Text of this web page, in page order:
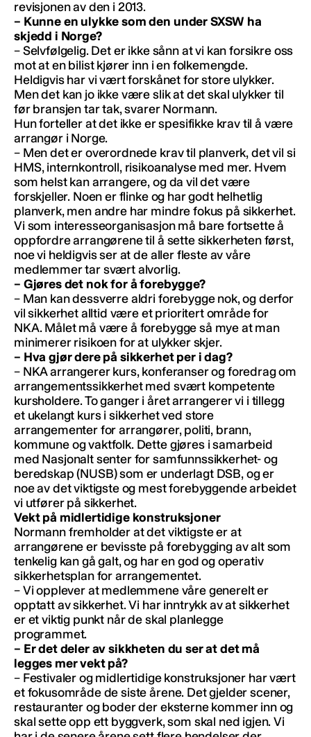
revisjonen av den i 2013.
– Kunne en ulykke som den under SXSW ha
skjedd i Norge?
– Selvfølgelig. Det er ikke sånn at vi kan forsikre oss
mot at en bilist kjører inn i en folkemengde.
Heldigvis har vi vært forskånet for store ulykker.
Men det kan jo ikke være slik at det skal ulykker til
før bransjen tar tak, svarer Normann.
Hun forteller at det ikke er spesifikke krav til å være
arrangør i Norge.
– Men det er overordnede krav til planverk, det vil si
HMS, internkontroll, risikoanalyse med mer. Hvem
som helst kan arrangere, og da vil det være
forskjeller. Noen er flinke og har godt helhetlig
planverk, men andre har mindre fokus på sikkerhet.
Vi som interesseorganisasjon må bare fortsette å
oppfordre arrangørene til å sette sikkerheten først,
noe vi heldigvis ser at de aller fleste av våre
medlemmer tar svært alvorlig.
– Gjøres det nok for å forebygge?
– Man kan dessverre aldri forebygge nok, og derfor
vil sikkerhet alltid være et prioritert område for
NKA. Målet må være å forebygge så mye at man
minimerer risikoen for at ulykker skjer.
– Hva gjør dere på sikkerhet per i dag?
– NKA arrangerer kurs, konferanser og foredrag om
arrangementssikkerhet med svært kompetente
kursholdere. To ganger i året arrangerer vi i tillegg
et ukelangt kurs i sikkerhet ved store
arrangementer for arrangører, politi, brann,
kommune og vaktfolk. Dette gjøres i samarbeid
med Nasjonalt senter for samfunnssikkerhet- og
beredskap (NUSB) som er underlagt DSB, og er
noe av det viktigste og mest forebyggende arbeidet
vi utfører på sikkerhet.
Vekt på midlertidige konstruksjoner
Normann fremholder at det viktigste er at
arrangørene er bevisste på forebygging av alt som
tenkelig kan gå galt, og har en god og operativ
sikkerhetsplan for arrangementet.
– Vi opplever at medlemmene våre generelt er
opptatt av sikkerhet. Vi har inntrykk av at sikkerhet
er et viktig punkt når de skal planlegge
programmet.
– Er det deler av sikkheten du ser at det må
legges mer vekt på?
– Festivaler og midlertidige konstruksjoner har vært
et fokusområde de siste årene. Det gjelder scener,
restauranter og boder der eksterne kommer inn og
skal sette opp ett byggverk, som skal ned igjen. Vi